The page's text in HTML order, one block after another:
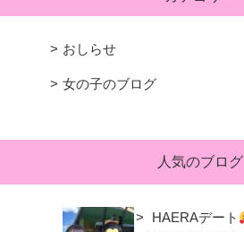
おしらせ
女の子のブログ
人気のブログ
HAERAデート